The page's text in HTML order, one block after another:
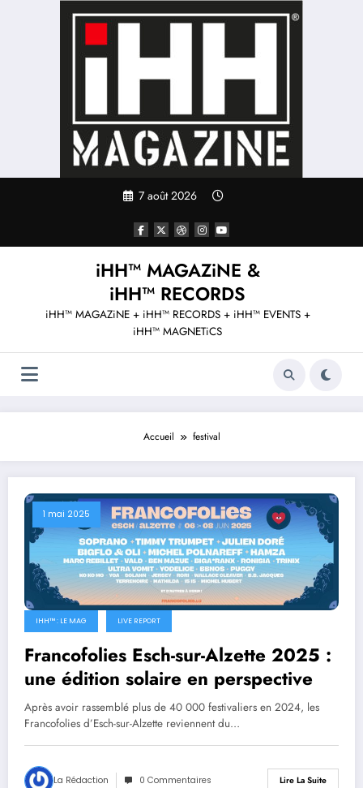
7 août 2026
iHH™ MAGAZiNE &
iHH™ RECORDS
iHH™ MAGAZiNE + iHH™ RECORDS + iHH™ EVENTS +
iHH™ MAGNETiCS
Accueil festival
1 mai 2025
IHH™ : LE MAG LIVE REPORT
Francofolies Esch-sur-Alzette 2025 :
une édition solaire en perspective
Après avoir rassemblé plus de 40 000 festivaliers en 2024, les
Francofolies d’Esch-sur-Alzette reviennent du…
La Rédaction 0 Commentaires Lire La Suite